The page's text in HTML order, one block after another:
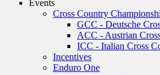
Events
Cross Country
GCC - Deutsche
ACC - Austrian
ICC - Italian Cross
Incentives
Enduro One